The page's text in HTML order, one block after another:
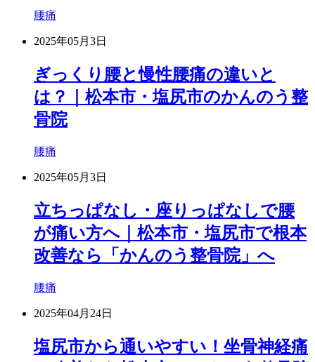
腰痛
2025年05月3日
ぎっくり腰と慢性腰痛の違いと
は？｜松本市・塩尻市のかんのう整
骨院
腰痛
2025年05月3日
立ちっぱなし・座りっぱなしで腰
が痛い方へ｜松本市・塩尻市で根本
改善なら「かんのう整骨院」へ
腰痛
2025年04月24日
塩尻市から通いやすい！坐骨神経痛